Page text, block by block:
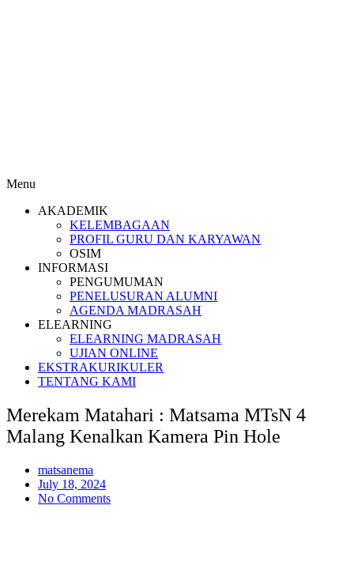
Menu
AKADEMIK
KELEMBAGAAN
PROFIL GURU DAN KARYAWAN
OSIM
INFORMASI
PENGUMUMAN
PENELUSURAN ALUMNI
AGENDA MADRASAH
ELEARNING
ELEARNING MADRASAH
UJIAN ONLINE
EKSTRAKURIKULER
TENTANG KAMI
Merekam Matahari : Matsama MTsN 4
Malang Kenalkan Kamera Pin Hole
matsanema
July 18, 2024
No Comments